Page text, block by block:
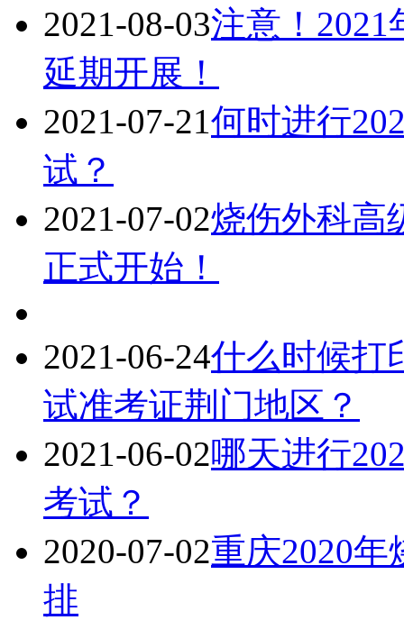
2021-08-03注意！
延期开展！
2021-07-21何时进行
试？
2021-07-02烧伤外科高
正式开始！
2021-06-24什么时候打
试准考证荆门地区？
2021-06-02哪天进行
考试？
2020-07-02重庆2020
排